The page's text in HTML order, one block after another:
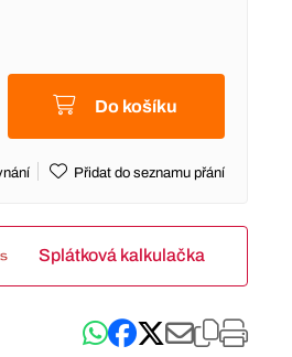
Do košíku
Přidat do seznamu přání
Splátková kalkulačka